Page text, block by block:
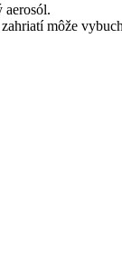
môže